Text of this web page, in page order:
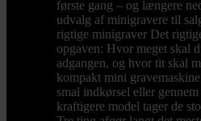
første gang – og længere
udvalg af minigravere til
rigtige minigraver Det
opgaven: Hvor meget skal
adgangen, og hvor tit skal
kompakt mini
smal indkørsel eller
kraftigere model tager de